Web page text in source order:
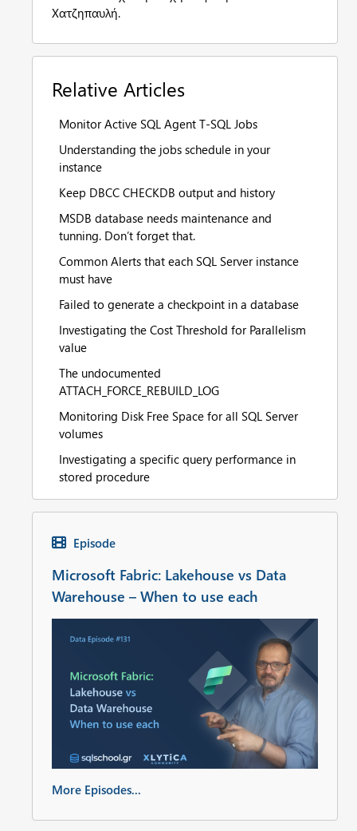
Χατζηπαυλή.
Relative Articles
Monitor Active SQL Agent T-SQL Jobs
Understanding the jobs schedule in your
instance
Keep DBCC CHECKDB output and history
MSDB database needs maintenance and
tunning. Don’t forget that.
Common Alerts that each SQL Server instance
must have
Failed to generate a checkpoint in a database
Investigating the Cost Threshold for Parallelism
value
The undocumented
ATTACH_FORCE_REBUILD_LOG
Monitoring Disk Free Space for all SQL Server
volumes
Investigating a specific query performance in
stored procedure
Episode
Microsoft Fabric: Lakehouse vs Data
Warehouse – When to use each
More Episodes...